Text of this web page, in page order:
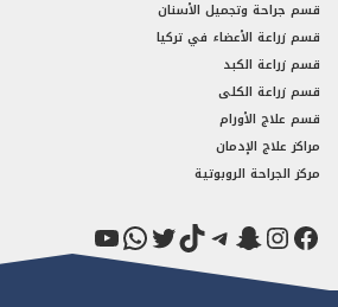
قسم جراحة وتجميل الأسنان
قسم زراعة الأعضاء في تركيا
قسم زراعة الكبد
قسم زراعة الكلى
قسم علاج الأورام
مراكز علاج الإدمان
مركز الجراحة الروبوتية
فيسبوك
إنستجرام
سناب شاتتيليجرام
تيك توكتويترواتساب
يوتيوب